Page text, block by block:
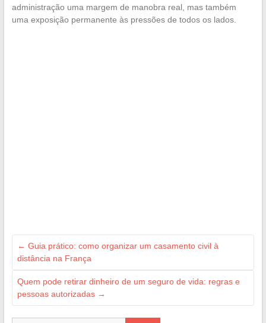
administração uma margem de manobra real, mas também
uma exposição permanente às pressões de todos os lados.
← Guia prático: como organizar um casamento civil à
distância na França
Quem pode retirar dinheiro de um seguro de vida: regras e
pessoas autorizadas →